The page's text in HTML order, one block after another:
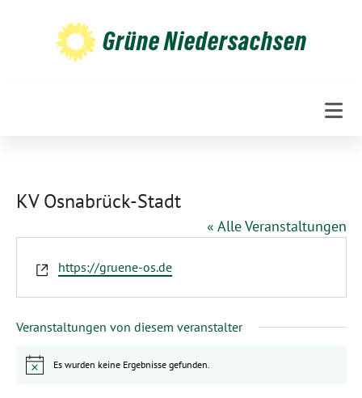
Grüne Niedersachsen
KV Osnabrück-Stadt
« Alle Veranstaltungen
Webseite
https://gruene-os.de
Veranstaltungen von diesem veranstalter
HinweisEs wurden keine Ergebnisse gefunden.